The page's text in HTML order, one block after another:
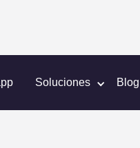
Soluciones Blog
Avezzano RDF